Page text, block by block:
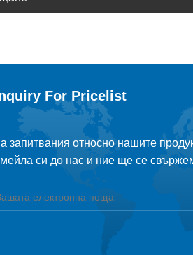
For Pricelist
запитвания относно нашите
си до нас и ние ще се